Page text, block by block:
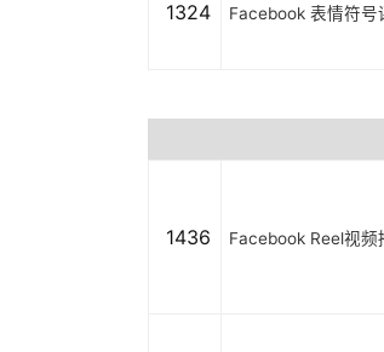
1324 Facebook 表情符
1436 Facebook Reel视频